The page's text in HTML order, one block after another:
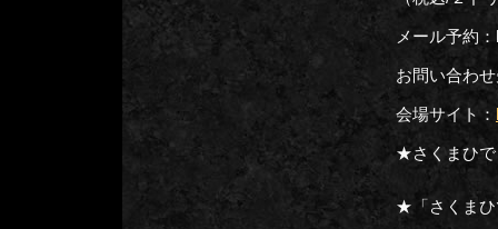
メール予約
お問い合わ
会場サイト：
★さくまひで
★「さくまひ